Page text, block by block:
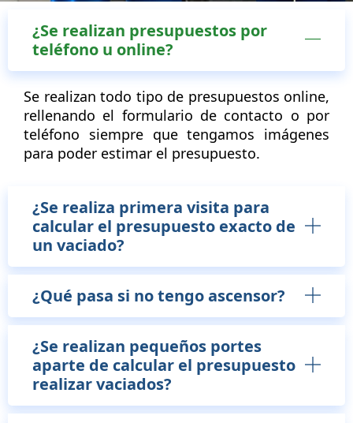
¿Se realizan presupuestos por
teléfono u online?
Se realizan todo tipo de presupuestos online,
rellenando el formulario de contacto o por
teléfono siempre que tengamos imágenes
para poder estimar el presupuesto.
¿Se realiza primera visita para
calcular el presupuesto exacto de
un vaciado?
¿Qué pasa si no tengo ascensor?
¿Se realizan pequeños portes
aparte de calcular el presupuesto
realizar vaciados?